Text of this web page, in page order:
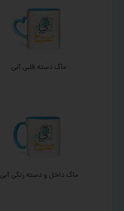
ماگ دسته قلبی آبی
ماگ داخل و دسته رنگی آبی